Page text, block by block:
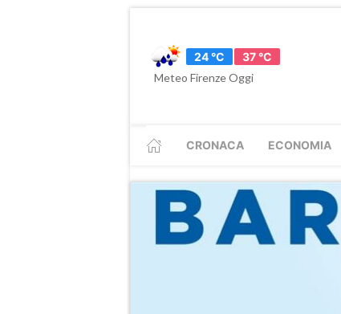
24 °C
37 °C
Meteo Firenze Oggi
CRONACA ECONOMIA